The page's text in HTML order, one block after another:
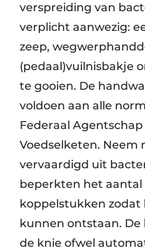
verspreiding van
verplicht aanwezig:
zeep,
(pedaal)vuilnisbakje
te gooien. De
voldoen aan alle
Federaal
Voedselketen. Neem
vervaardigd uit
beperkten het aantal
koppelstukken
kunnen ontstaan.
de knie ofwel